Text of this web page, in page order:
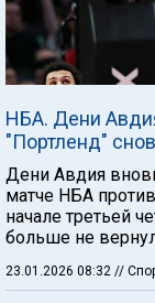
НБА. Дени
"Портленд"
Дени Авдия
матче НБА
начале третьей
больше не
23.01.2026 08:32 //